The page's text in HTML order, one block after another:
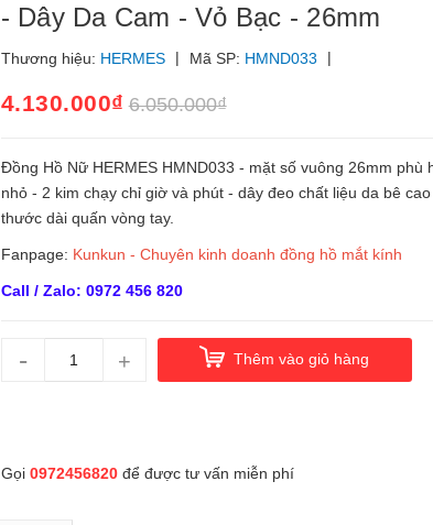
- Dây Da Cam - Vỏ Bạc - 26mm
Thương hiệu: HERMES | Mã SP: HMND033 |
4.130.000₫ 6.050.000₫
Đồng Hồ Nữ HERMES HMND033 - mặt số vuông 26mm phù
nhỏ - 2 kim chạy chỉ giờ và phút - dây đeo chất liệu da bê
thước dài quấn vòng tay.
Fanpage: Kunkun - Chuyên kinh doanh đồng hồ mắt kính
Call / Zalo: 0972 456 820
- + Thêm vào giỏ hàng
Gọi 0972456820để được tư vấn miễn phí